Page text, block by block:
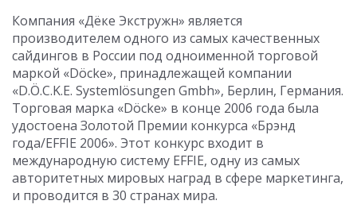
Компания «Дёке Экстружн» является
производителем одного из самых качественных
сайдингов в России под одноименной торговой
маркой «Döcke», принадлежащей компании
«D.Ö.C.K.E. Systemlösungen Gmbh», Берлин, Германия.
Торговая марка «Döcke» в конце 2006 года была
удостоена Золотой Премии конкурса «Брэнд
года/EFFIE 2006». Этот конкурс входит в
международную систему EFFIE, одну из самых
авторитетных мировых наград в сфере маркетинга,
и проводится в 30 странах мира.